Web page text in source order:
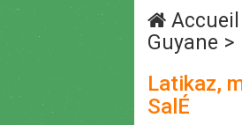
Accueil
Guyane >
Latikaz,
SalÉ